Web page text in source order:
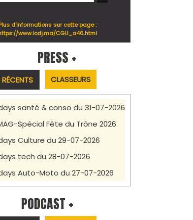
d'informations sur cette page :
www.lodj.ma/CGU_a46.html
PRESS +
RÉCENTS CLASSEURS
santé & conso du 31-07-2026
Spécial Fête du Trône 2026
Culture du 29-07-2026
tech du 28-07-2026
Auto-Moto du 27-07-2026
PODCAST +